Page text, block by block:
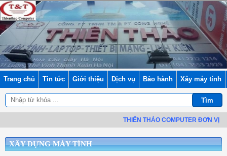
Trang chủ Tin tức Giới thiệu Dịch vụ Bảo hành Xây máy tính
THIÊN THẢO COMPUTER ĐƠN VỊ
XÂY DỰNG MÁY TÍNH